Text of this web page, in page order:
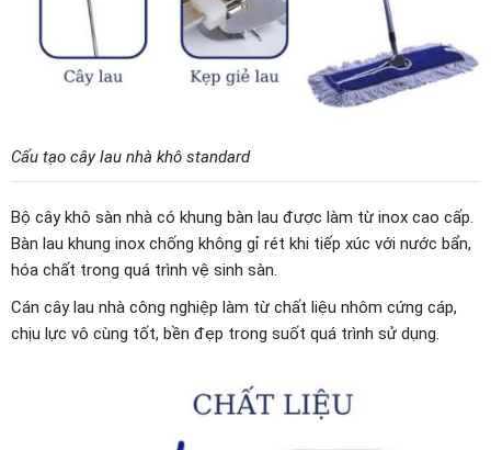
Cấu tạo cây lau nhà khô standard
Bộ cây khô sàn nhà có khung bàn lau được làm từ inox cao cấp.
Bàn lau khung inox chống không gỉ rét khi tiếp xúc với nước bẩn,
hóa chất trong quá trình vệ sinh sàn.
Cán cây lau nhà công nghiệp làm từ chất liệu nhôm cứng cáp,
chịu lực vô cùng tốt, bền đẹp trong suốt quá trình sử dụng.